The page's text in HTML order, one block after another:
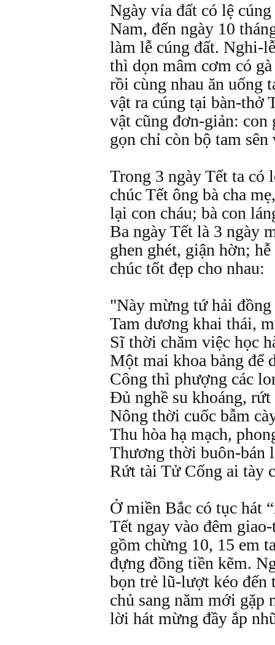
Ngày vía đất có lệ
Nam, đến ngày 10
làm lễ cúng đất. Nghi-
thì dọn mâm cơm có
rồi cùng nhau ăn uống
vật ra cúng tại bàn-thở
vật cũng đơn-giản: con
gọn chỉ còn bộ tam
Trong 3 ngày Tết ta có
chúc Tết ông bà cha
lại con cháu; bà con
Ba ngày Tết là 3 ngày
ghen ghét, giận hờn;
chúc tốt đẹp cho nhau:
"Này mừng tứ hải đồng
Tam dương khai thái,
Sĩ thời chăm việc học
Một mai khoa bảng để
Công thì phượng các
Đủ nghề su khoáng, rứt
Nông thời cuốc bẫm
Thu hòa hạ mạch,
Thương thời buôn-bán
Rứt tài Tử Cống ai tày
Ở miền Bắc có tục hát
Tết ngay vào đêm
gồm chừng 10, 15 em
đựng đồng tiền kẽm.
bọn trẻ lũ-lượt kéo đến
chủ sang năm mới gặp
lời hát mừng đầy ắp